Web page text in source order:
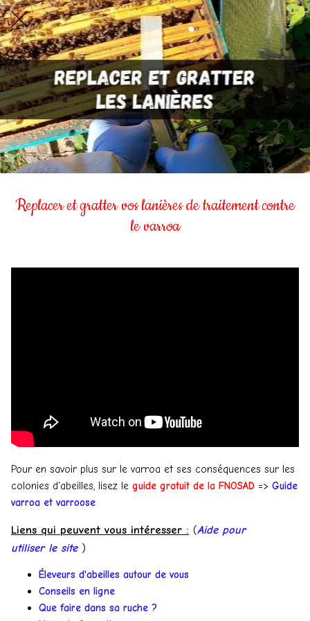
Replacer et gratter vos lanières de traitement contre
le varroa
Pour en savoir plus sur le varroa et ses conséquences sur les
colonies d'abeilles, lisez le guide gratuit de la FNOSAD => Guide
varroa et varroose
Liens qui peuvent vous intéresser : (Aide pour
utiliser le site )
Éleveurs d'abeilles autour de vous
Conseils en ligne
Que faire dans sa ruche ?